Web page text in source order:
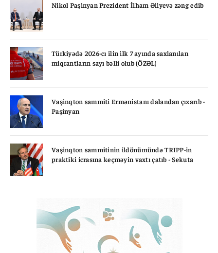
Nikol Paşinyan Prezident İlham Əliyevə zəng edib
Türkiyədə 2026-cı ilin ilk 7 ayında saxlanılan
miqrantların sayı bəlli olub (ÖZƏL)
Vaşinqton sammiti Ermənistanı dalandan çıxarıb -
Paşinyan
Vaşinqton sammitinin ildönümündə TRIPP-in
praktiki icrasına keçməyin vaxtı çatıb - Sekuta